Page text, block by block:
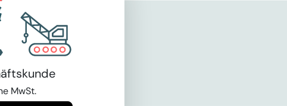
MwSt.